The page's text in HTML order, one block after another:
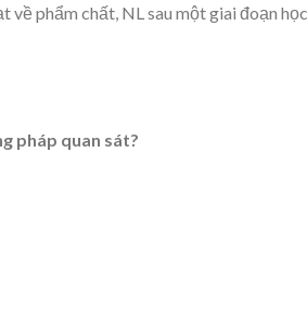
về phẩm chất, NL sau một giai đoạn học
pháp quan sát?